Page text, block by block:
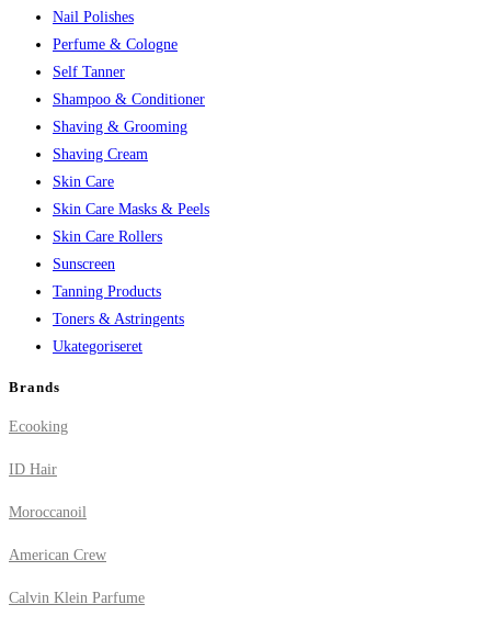
Nail Polishes
Perfume & Cologne
Self Tanner
Shampoo & Conditioner
Shaving & Grooming
Shaving Cream
Skin Care
Skin Care Masks & Peels
Skin Care Rollers
Sunscreen
Tanning Products
Toners & Astringents
Ukategoriseret
Brands
Ecooking
ID Hair
Moroccanoil
American Crew
Calvin Klein Parfume